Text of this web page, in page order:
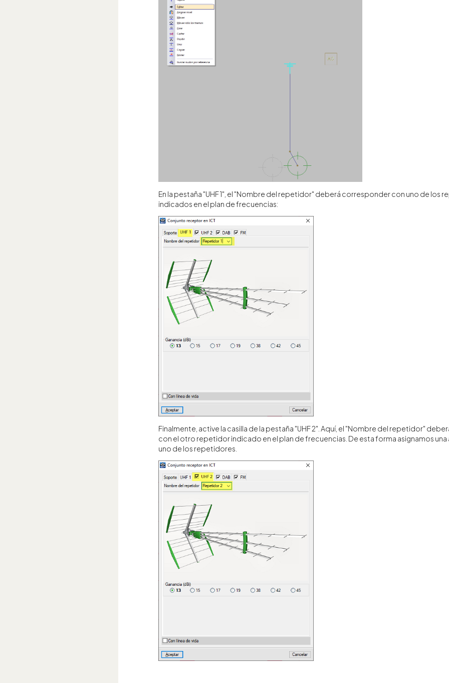
En la pestaña "UHF 1", el "Nombre del repetidor" deberá corresponder con uno de los
indicados en el plan de frecuencias:
Finalmente, active la casilla de la pestaña "UHF 2". Aquí, el "Nombre del repetidor"
con el otro repetidor indicado en el plan de frecuencias. De esta forma asignamos una
uno de los repetidores.